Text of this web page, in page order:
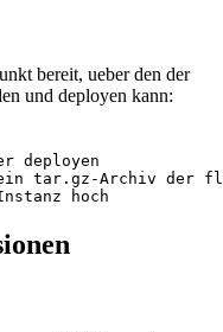
bereit, ueber den der
und deployen kann:
deployen
tar.gz-Archiv der
hoch